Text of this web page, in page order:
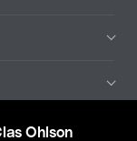
Ohlson